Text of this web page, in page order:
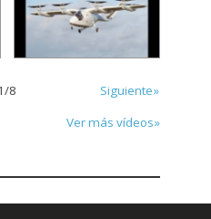
/8
Siguiente»
Ver más vídeos»